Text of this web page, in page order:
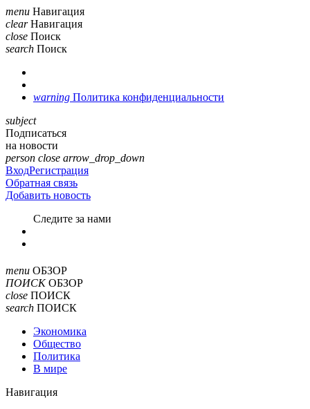
menu Навигация
clear Навигация
close Поиск
search Поиск
warning Политика конфиденциальности
subject
Подписаться
на новости
person close arrow_drop_down
ВходРегистрация
Обратная связь
Добавить новость
Cледите за нами
menu ОБЗОР
ПОИСК ОБЗОР
close ПОИСК
search ПОИСК
Экономика
Общество
Политика
В мире
Навигация